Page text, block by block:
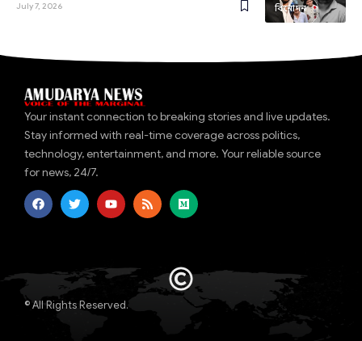
বিনোদন
July 7, 2026
Your instant connection to breaking stories and live updates.
Stay informed with real-time coverage across politics,
technology, entertainment, and more. Your reliable source
for news, 24/7.
© All Rights Reserved.